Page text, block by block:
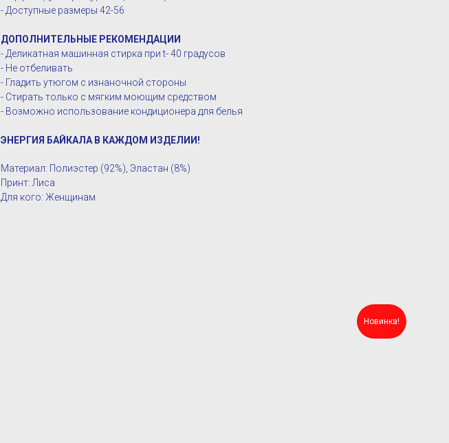
- Доступные размеры 42-56
ДОПОЛНИТЕЛЬНЫЕ РЕКОМЕНДАЦИИ
- Деликатная машинная стирка при t- 40 градусов
- Не отбеливать
- Гладить утюгом с изнаночной стороны
- Стирать только с мягким моющим средством
- Возможно использование кондиционера для белья
ЭНЕРГИЯ БАЙКАЛА В КАЖДОМ ИЗДЕЛИИ!
Материал: Полиэстер (92%), Эластан (8%)
Принт: Лиса
Для кого: Женщинам
Новинка!